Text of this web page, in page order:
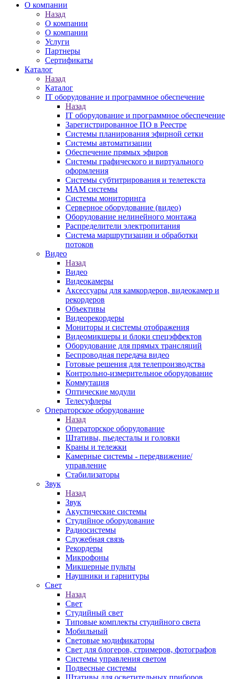
О компании
Назад
О компании
О компании
Услуги
Партнеры
Сертификаты
Каталог
Назад
Каталог
IT оборудование и программное обеспечение
Назад
IT оборудование и программное обеспечение
Зарегистрированное ПО в Реестре
Системы планирования эфирной сетки
Системы автоматизации
Обеспечение прямых эфиров
Системы графического и виртуального
оформления
Системы субтитрирования и телетекста
MAM системы
Системы мониторинга
Серверное оборудование (видео)
Оборудование нелинейного монтажа
Распределители электропитания
Система маршрутизации и обработки
потоков
Видео
Назад
Видео
Видеокамеры
Аксессуары для камкордеров, видеокамер и
рекордеров
Объективы
Видеорекордеры
Мониторы и системы отображения
Видеомикшеры и блоки спецэффектов
Оборудование для прямых трансляций
Беспроводная передача видео
Готовые решения для телепроизводства
Контрольно-измерительное оборудование
Коммутация
Оптические модули
Телесуфлеры
Операторское оборудование
Назад
Операторское оборудование
Штативы, пьедесталы и головки
Краны и тележки
Камерные системы - передвижение/
управление
Стабилизаторы
Звук
Назад
Звук
Акустические системы
Студийное оборудование
Радиосистемы
Служебная связь
Рекордеры
Микрофоны
Микшерные пульты
Наушники и гарнитуры
Свет
Назад
Свет
Студийный свет
Типовые комплекты студийного света
Мобильный
Световые модификаторы
Свет для блогеров, стримеров, фотографов
Системы управления светом
Подвесные системы
Штативы для осветительных приборов